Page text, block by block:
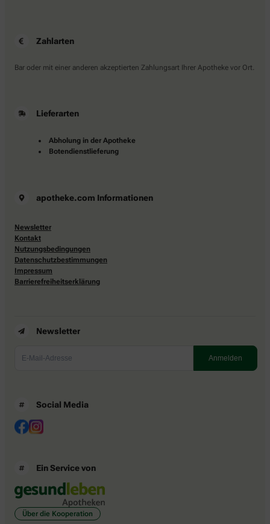
Zahlarten
Bar oder mit einer anderen akzeptierten Zahlungsart Ihrer Apotheke vor Ort.
Lieferarten
Abholung in der Apotheke
Botendienstlieferung
apotheke.com Informationen
Newsletter
Kontakt
Nutzungsbedingungen
Datenschutzbestimmungen
Impressum
Barrierefreiheitserklärung
Newsletter
Social Media
Ein Service von
Über die Kooperation